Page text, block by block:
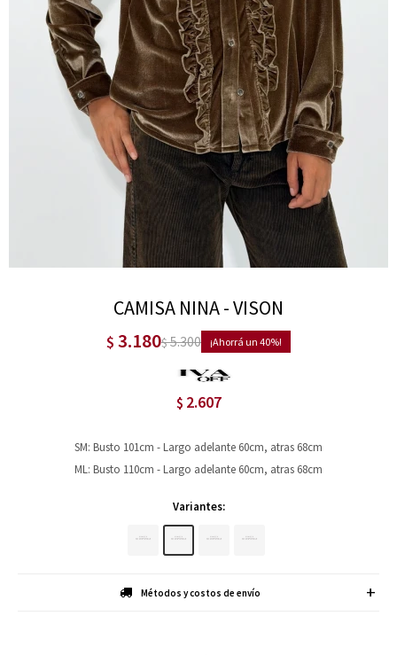
CAMISA NINA - VISON
$ 3.180$5.300 40
$ 2.607
SM: Busto 101cm - Largo adelante 60cm, atras 68cm
ML: Busto 110cm - Largo adelante 60cm, atras 68cm
Variantes:
Métodos y costos de envío